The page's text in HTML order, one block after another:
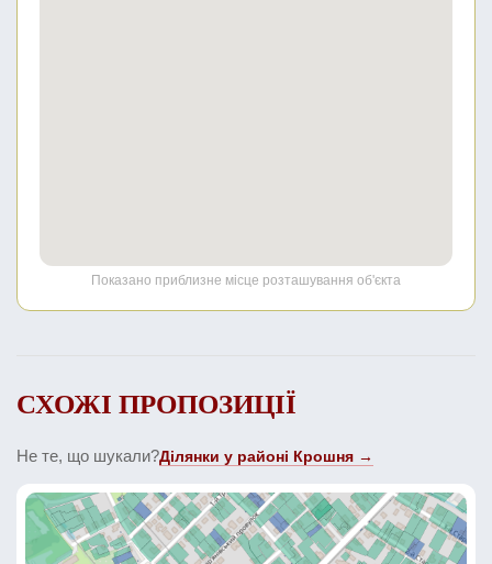
Показано приблизне місце розташування об'єкта
СХОЖІ ПРОПОЗИЦІЇ
Не те, що шукали?Ділянки у районі Крошня →